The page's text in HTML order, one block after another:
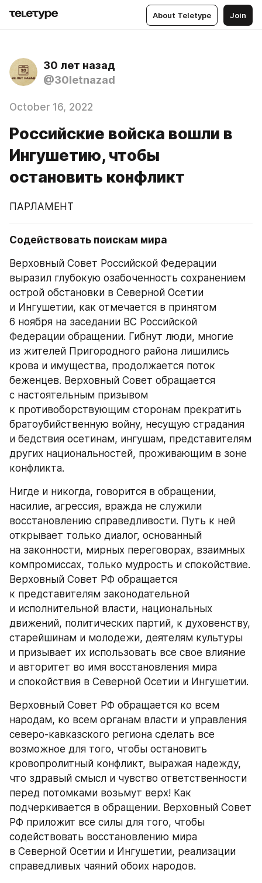
About Teletype Join
30 лет назад
@30letnazad
October 16, 2022
Российские войска вошли в
Ингушетию, чтобы
остановить конфликт
ПАРЛАМЕНТ
Содействовать поискам мира
Верховный Совет Российской Федерации
выразил глубокую озабоченность сохранением
острой обстановки в Северной Осетии
и Ингушетии, как отмечается в принятом
6 ноября на заседании ВС Российской
Федерации обращении. Гибнут люди, многие
из жителей Пригородного района лишились
крова и имущества, продолжается поток
беженцев. Верховный Совет обращается
с настоятельным призывом
к противоборствующим сторонам прекратить
братоубийственную войну, несущую страдания
и бедствия осетинам, ингушам, представителям
других национальностей, проживающим в зоне
конфликта.
Нигде и никогда, говорится в обращении,
насилие, агрессия, вражда не служили
восстановлению справедливости. Путь к ней
открывает только диалог, основанный
на законности, мирных переговорах, взаимных
компромиссах, только мудрость и спокойствие.
Верховный Совет РФ обращается
к представителям законодательной
и исполнительной власти, национальных
движений, политических партий, к духовенству,
старейшинам и молодежи, деятелям культуры
и призывает их использовать все свое влияние
и авторитет во имя восстановления мира
и спокойствия в Северной Осетии и Ингушетии.
Верховный Совет РФ обращается ко всем
народам, ко всем органам власти и управления
северо-кавказского региона сделать все
возможное для того, чтобы остановить
кровопролитный конфликт, выражая надежду,
что здравый смысл и чувство ответственности
перед потомками возьмут верх! Как
подчеркивается в обращении. Верховный Совет
РФ приложит все силы для того, чтобы
содействовать восстановлению мира
в Северной Осетии и Ингушетии, реализации
справедливых чаяний обоих народов.